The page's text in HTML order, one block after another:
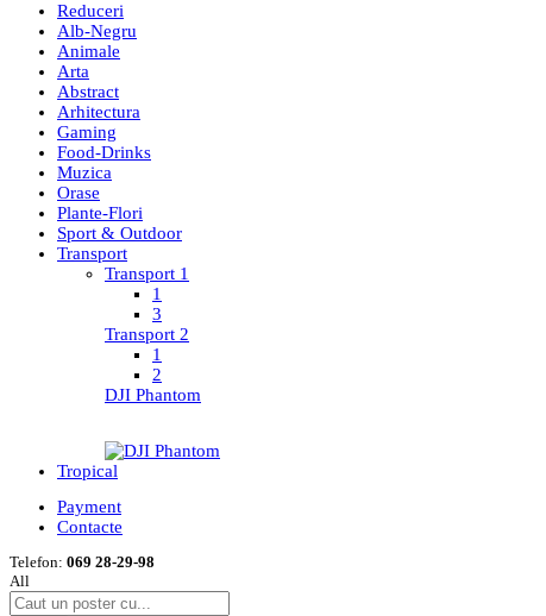
Reduceri
Alb-Negru
Animale
Arta
Abstract
Arhitectura
Gaming
Food-Drinks
Muzica
Orase
Plante-Flori
Sport & Outdoor
Transport
Transport 1
1
3
Transport 2
1
2
DJI Phantom
Tropical
Payment
Contacte
Telefon: 069 28-29-98
All